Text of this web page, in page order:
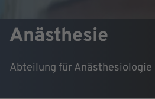
Anästhesie
Abteilung für